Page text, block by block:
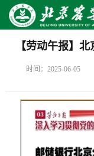
【劳动午报】
时间：2025-06-05